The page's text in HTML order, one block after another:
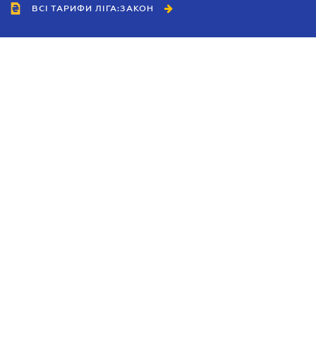
ВСІ ТАРИФИ ЛІГА:ЗАКОН